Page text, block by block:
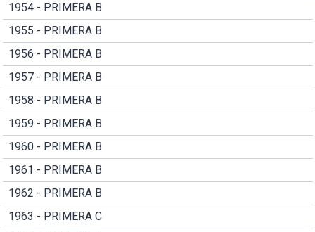
1954 - PRIMERA B
1955 - PRIMERA B
1956 - PRIMERA B
1957 - PRIMERA B
1958 - PRIMERA B
1959 - PRIMERA B
1960 - PRIMERA B
1961 - PRIMERA B
1962 - PRIMERA B
1963 - PRIMERA C